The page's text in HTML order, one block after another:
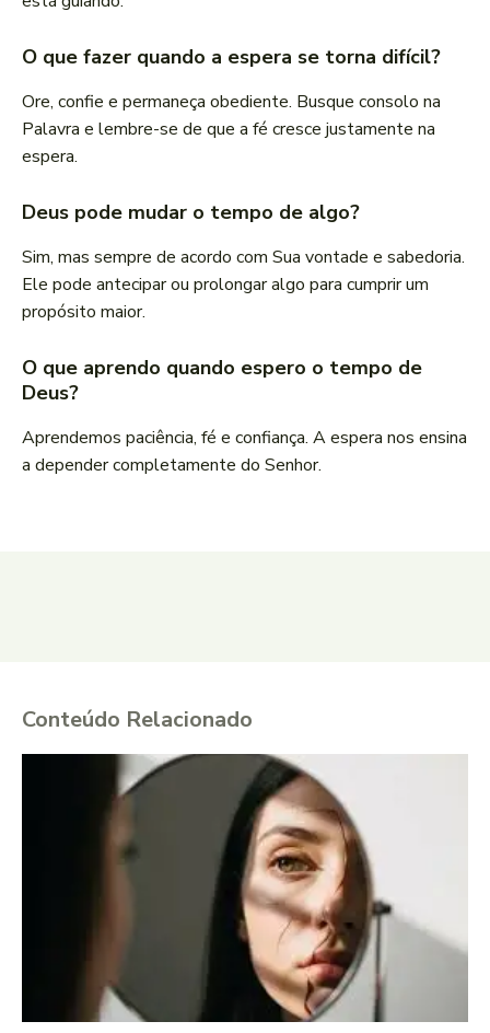
O que fazer quando a espera se torna difícil?
Ore, confie e permaneça obediente. Busque consolo na
Palavra e lembre-se de que a fé cresce justamente na
espera.
Deus pode mudar o tempo de algo?
Sim, mas sempre de acordo com Sua vontade e sabedoria.
Ele pode antecipar ou prolongar algo para cumprir um
propósito maior.
O que aprendo quando espero o tempo de
Deus?
Aprendemos paciência, fé e confiança. A espera nos ensina
a depender completamente do Senhor.
Conteúdo Relacionado